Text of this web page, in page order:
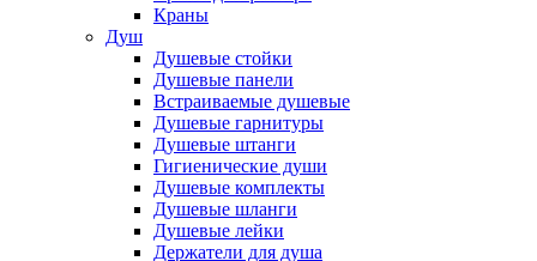
Краны
Душ
Душевые стойки
Душевые панели
Встраиваемые душевые
Душевые гарнитуры
Душевые штанги
Гигиенические души
Душевые комплекты
Душевые шланги
Душевые лейки
Держатели для душа